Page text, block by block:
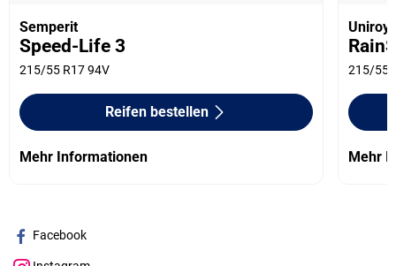
Semperit
Speed-Life 3
215/55 R17 94V
Reifen bestellen
Mehr Informationen
215/55
Mehr
Facebook